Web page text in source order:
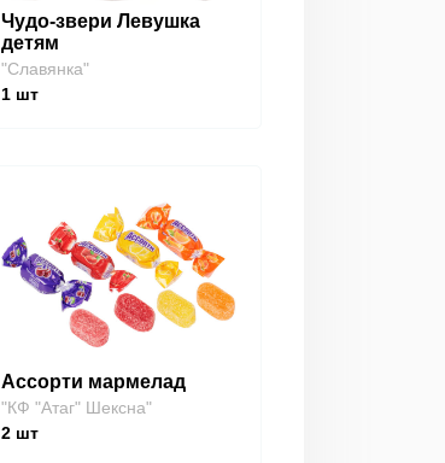
Чудо-звери Левушка
детям
"Славянка"
1шт
Ассорти мармелад
"КФ "Атаг" Шексна"
2шт